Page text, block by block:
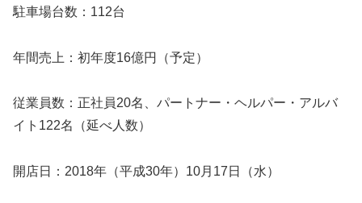
駐車場台数：112台
年間売上：初年度16億円（予定）
従業員数：正社員20名、パートナー・ヘルパー・アルバ
イト122名（延べ人数）
開店日：2018年（平成30年）10月17日（水）